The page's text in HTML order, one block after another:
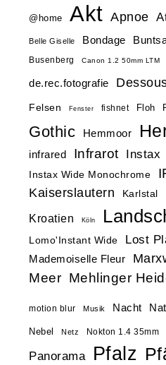
@home Akt Apnoe
Belle Giselle Bondage
Busenberg Canon 1.2 50mm LTM
de.rec.fotografie
Felsen Fenster fishnet Floh
Gothic Hemmoor
infrared Infrarot Instax
Instax Wide Monochrome
Kaiserslautern
Karlstal
Kroatien Köln
Lomo'Instant Wide Lost
Mademoiselle Fleur
Meer Mehlinger
motion blur Musik Nacht
Nebel Netz Nokton 1.4 35mm
Panorama Pfalz